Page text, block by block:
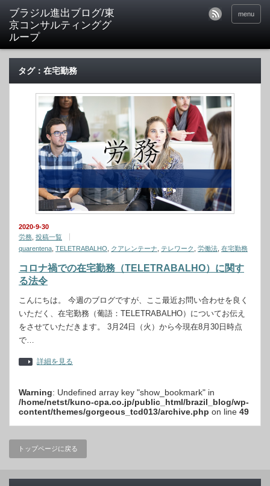
ブラジル進出ブログ/東
京コンサルティンググ
ループ
menu
タグ：在宅勤務
2020-9-30
労務 投稿一覧
quarentena TELETRABALHO クアレンテーナ テレワーク 労働法 在宅勤務
コロナ禍での在宅勤務（TELETRABALHO）に関す
る法令
こんにちは。 今週のブログですが、ここ最近お問い合わせを良く
いただく、在宅勤務（葡語：TELETRABALHO）についてお伝え
をさせていただきます。 3月24日（火）から今現在8月30日時点
で…
詳細を見る
Warning: Undefined array key "show_bookmark" in
/home/netst/kuno-cpa.co.jp/public_html/brazil_blog/wp-
content/themes/gorgeous_tcd013/archive.php on line 49
トップページに戻る